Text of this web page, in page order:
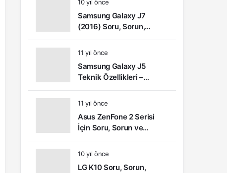
10 yıl önce
Samsung Galaxy J7
(2016) Soru, Sorun,
Şikâyet ve Kullanıcı
Yorumları
11 yıl önce
Samsung Galaxy J5
Teknik Özellikleri –
Kullanıcı Yorumları (Video
İnceleme)
11 yıl önce
Asus ZenFone 2 Serisi
İçin Soru, Sorun ve
Çözüm Önerileri
10 yıl önce
LG K10 Soru, Sorun,